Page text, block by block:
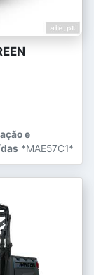
e
*MAE57C1*